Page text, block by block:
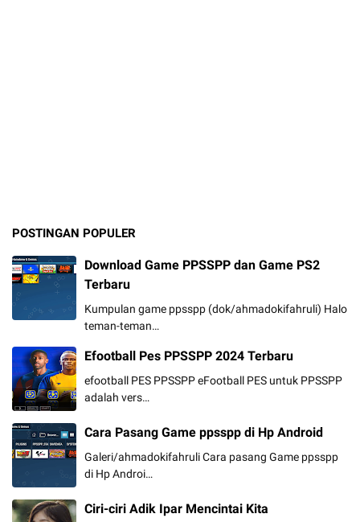
POSTINGAN POPULER
Download Game PPSSPP dan Game PS2
Terbaru
Kumpulan game ppsspp (dok/ahmadokifahruli) Halo
teman-teman…
Efootball Pes PPSSPP 2024 Terbaru
efootball PES PPSSPP eFootball PES untuk PPSSPP
adalah vers…
Cara Pasang Game ppsspp di Hp Android
Galeri/ahmadokifahruli Cara pasang Game ppsspp
di Hp Androi…
Ciri-ciri Adik Ipar Mencintai Kita